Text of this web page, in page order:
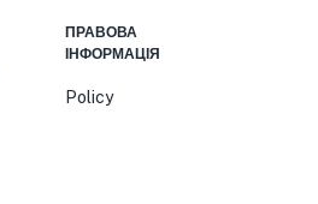
ПРАВОВА
ІНФОРМАЦІЯ
Policy